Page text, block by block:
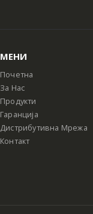
МЕНИ
Почетна
За Нас
Продукти
Гаранција
Дистрибутивна Мрежа
Контакт